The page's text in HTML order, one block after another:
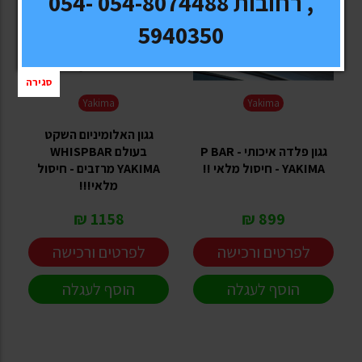
Yakima
גגון פלדה איכותי - P BAR
YAKIMA - חיסול מלאי !!
899 ₪
לפרטים ורכישה
הוסף לעגלה
Yakima
גגון האלומיניום השקט
בעולם WHISPBAR
YAKIMA מרזבים - חיסול
מלאי!!!
1158 ₪
לפרטים ורכישה
הוסף לעגלה
5940350
סגירה